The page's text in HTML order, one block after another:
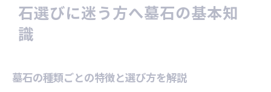
墓石の耐久性を左右する素材の選び方
墓石の吸水率や硬度を見極める重要性
石選びに迷う方へ墓石の基本知
識
墓石の種類ごとの特徴と選び方を解説